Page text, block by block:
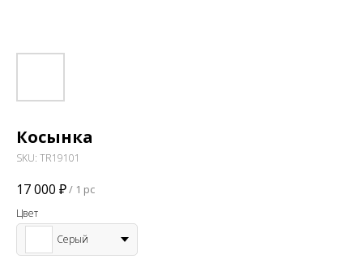
Косынка
SKU: TR19101
17 000 ₽/ 1 pc
Цвет
Серый